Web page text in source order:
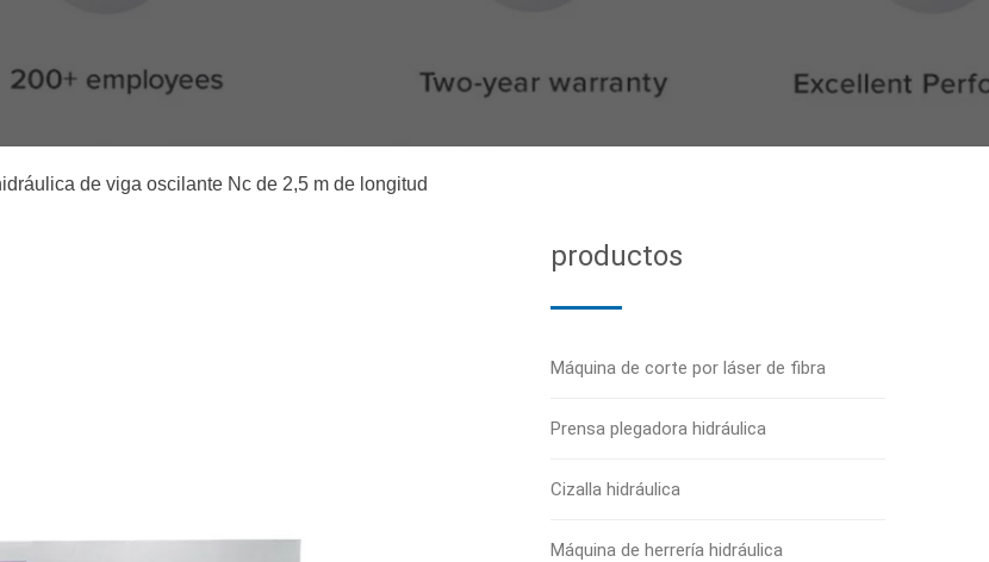
de viga oscilante Nc de 2,5 m de longitud
productos
Máquina de corte por láser de fibra
Prensa plegadora hidráulica
Cizalla hidráulica
Máquina de herrería hidráulica